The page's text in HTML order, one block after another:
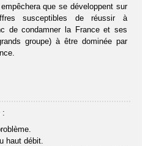
que se développent sur
susceptibles de réussir à
de condamner la France et ses
groupe) à être dominée par
:
haut débit.